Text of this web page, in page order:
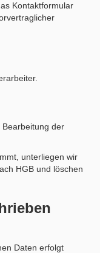
Kontaktformular
der
unterliegen wir
HGB und löschen
Daten erfolgt